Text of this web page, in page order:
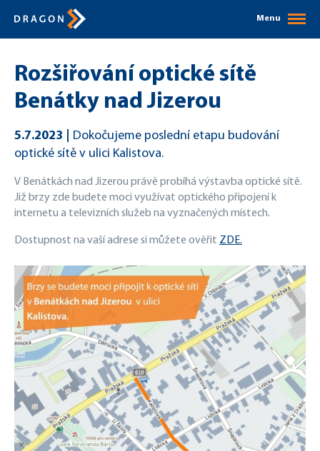
Menu
Rozšiřování optické sítě
Benátky nad Jizerou
5.7.2023
Dokočujeme poslední etapu budování
optické sítě v ulici Kalistova.
V Benátkách nad Jizerou právě probíhá výstavba optické sítě.
Již brzy zde budete moci využívat optického připojení k
internetu a televizních služeb na vyznačených místech.
Dostupnost na vaší adrese si můžete ověřit ZDE.